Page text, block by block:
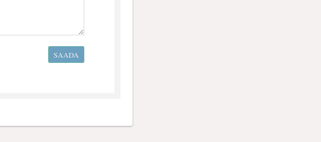
SAADA